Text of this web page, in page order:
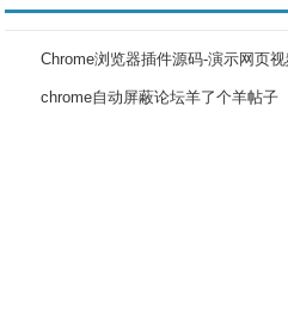
Chrome浏览器插件源码-演示网页
chrome自动屏蔽论坛羊了个羊帖子